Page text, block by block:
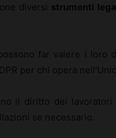
diversi strumenti
far valere i loro
per chi opera
il diritto dei
se necessario.